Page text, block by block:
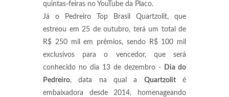
quintas-feiras no YouTube da Placo.
Já o Pedreiro Top Brasil Quartzolit, que
estreou em 25 de outubro, terá um total de
R$ 250 mil em prêmios, sendo R$ 100 mil
exclusivos para o vencedor, que será
conhecido no dia 13 de dezembro -
Dia do
Pedreiro, data na qual a Quartzolité
embaixadora desde 2014, homenageando